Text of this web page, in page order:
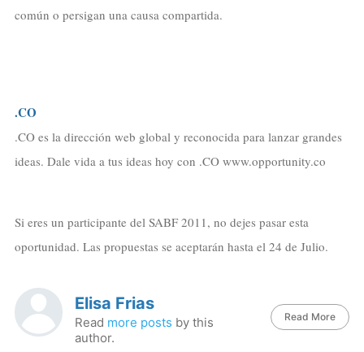
común o persigan una causa compartida.
.CO
.CO es la dirección web global y reconocida para lanzar grandes
ideas. Dale vida a tus ideas hoy con .CO www.opportunity.co
Si eres un participante del SABF 2011, no dejes pasar esta
oportunidad. Las propuestas se aceptarán hasta el 24 de Julio.
Elisa Frias
Read more posts by this
author.
Read More